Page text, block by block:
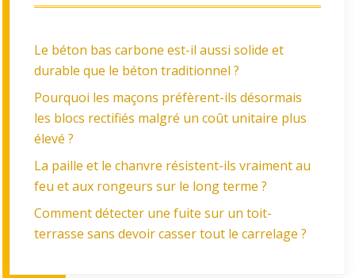
Le béton bas carbone est-il aussi solide et
durable que le béton traditionnel ?
Pourquoi les maçons préfèrent-ils désormais
les blocs rectifiés malgré un coût unitaire plus
élevé ?
La paille et le chanvre résistent-ils vraiment au
feu et aux rongeurs sur le long terme ?
Comment détecter une fuite sur un toit-
terrasse sans devoir casser tout le carrelage ?